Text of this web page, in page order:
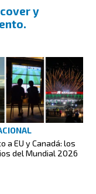
y
a EU y Canadá: los
del Mundial 2026